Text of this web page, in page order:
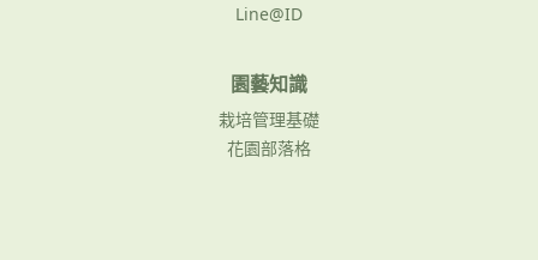
Line@ID
園藝知識
栽培管理基礎
花園部落格